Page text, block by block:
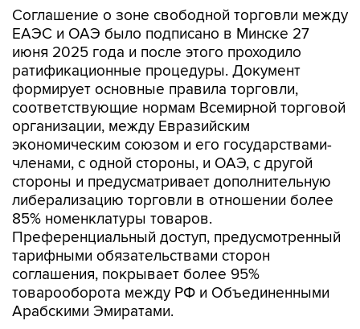
Соглашение о зоне свободной торговли между
ЕАЭС и ОАЭ было подписано в Минске 27
июня 2025 года и после этого проходило
ратификационные процедуры. Документ
формирует основные правила торговли,
соответствующие нормам Всемирной торговой
организации, между Евразийским
экономическим союзом и его государствами-
членами, с одной стороны, и ОАЭ, с другой
стороны и предусматривает дополнительную
либерализацию торговли в отношении более
85% номенклатуры товаров.
Преференциальный доступ, предусмотренный
тарифными обязательствами сторон
соглашения, покрывает более 95%
товарооборота между РФ и Объединенными
Арабскими Эмиратами.